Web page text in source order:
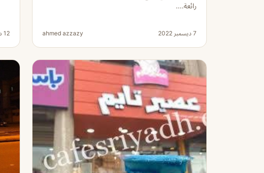
رائعة....
7 ديسمبر 2022 ahmed azzazy 12 ديسمبر 2020